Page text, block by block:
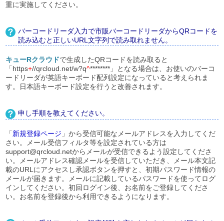
重に実施してください。
バーコードリーダ入力で市販バーコードリーダからQRコードを
読み込むと正しいURL文字列で読み取れません。
キューRクラウドで生成したQRコードを読み取ると
「https+//qrcloud.net/w?q^********」となる場合は、お使いのバーコ
ードリーダが英語キーボード配列設定になっていると考えられま
す。日本語キーボード設定を行うと改善されます。
申し手順を教えてください。
「新規登録ページ 」から受信可能なメールアドレスを入力してくだ
さい。メール受信フィルタ等を設定されている方は
support@qrcloud.netからメールが受信できるよう設定してくださ
い。メールアドレス確認メールを受信していただき、メール本文記
載のURLにアクセスし承認ボタンを押すと、初期パスワード情報の
メールが届きます。メールに記載しているパスワードを使ってログ
インしてください。初回ログイン後、お名前をご登録してくださ
い。お名前を登録後から利用できるようになります。